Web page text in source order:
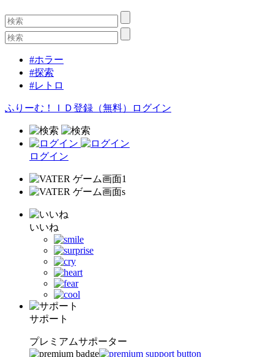
#ホラー
#探索
#レトロ
ふりーむ！ＩＤ登録（無料） ログイン
ログイン
いいね
サポート
プレミアムサポーター